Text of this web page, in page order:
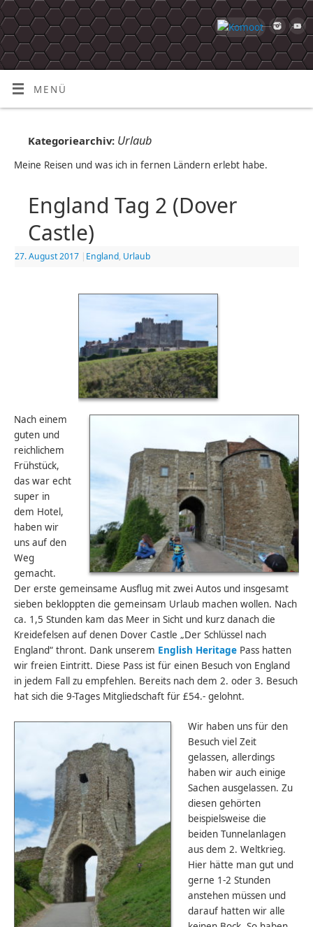
MENÜ
Kategoriearchiv: Urlaub
Meine Reisen und was ich in fernen Ländern erlebt habe.
England Tag 2 (Dover
Castle)
27. August 2017 | England, Urlaub
Nach einem
guten und
reichlichem
Frühstück,
das war echt
super in
dem Hotel,
haben wir
uns auf den
Weg
gemacht.
Der erste gemeinsame Ausflug mit zwei Autos und insgesamt
sieben bekloppten die gemeinsam Urlaub machen wollen. Nach
ca. 1,5 Stunden kam das Meer in Sicht und kurz danach die
Kreidefelsen auf denen Dover Castle „Der Schlüssel nach
England“ thront. Dank unserem English Heritage Pass hatten
wir freien Eintritt. Diese Pass ist für einen Besuch von England
in jedem Fall zu empfehlen. Bereits nach dem 2. oder 3. Besuch
hat sich die 9-Tages Mitgliedschaft für £54.- gelohnt.
Wir haben uns für den
Besuch viel Zeit
gelassen, allerdings
haben wir auch einige
Sachen ausgelassen. Zu
diesen gehörten
beispielsweise die
beiden Tunnelanlagen
aus dem 2. Weltkrieg.
Hier hätte man gut und
gerne 1-2 Stunden
anstehen müssen und
darauf hatten wir alle